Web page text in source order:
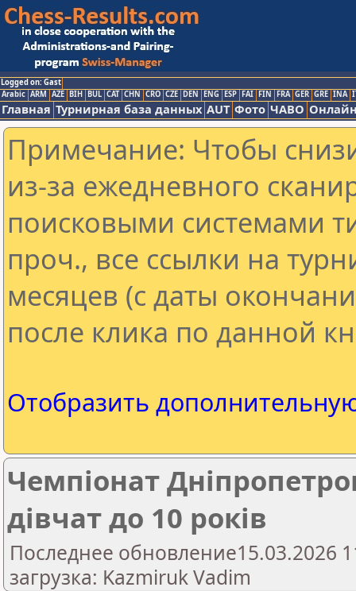
Logged on: Gast
Arabic ARM AZE BIH BUL CAT CHN CRO CZE DEN ENG ESP FAI FIN FRA GER GRE INA
Главная Турнирная база данных AUT Фото ЧАВО
Примечание: Чтобы
из-за ежедневного
поисковыми системами
проч., все ссылки на
месяцев (с даты
после клика по данной
Отобразить
Чемпіонат
дівчат до 10 років
Последнее обновление15.03.2026
загрузка: Kazmiruk Vadim